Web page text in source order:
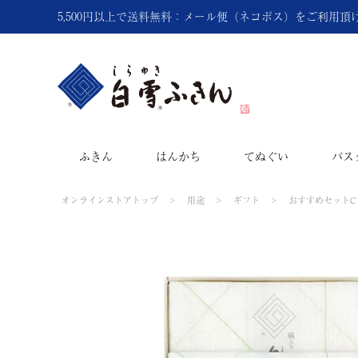
5,500円以上で送料無料：メール便（ネコポス）をご利用頂
ふきん はんかち てぬぐい バス
オンラインストアトップ 用途 ギフト おすすめセットC